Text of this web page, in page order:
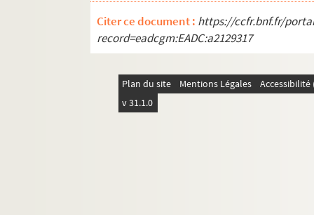
Citer ce document : https://ccfr.bnf.fr/
record=eadcgm:EADC:a2129317
Plan du site Mentions Légales
v 31.1.0